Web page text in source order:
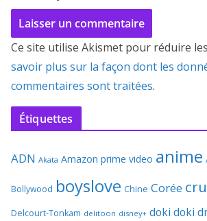
Ce site utilise Akismet pour réduire
savoir plus sur la façon dont les
commentaires sont traitées.
Étiquettes
ADN Akata Amazon prime video anime
Bollywood boyslove Chine Corée
Delcourt-Tonkam delitoon disney+ doki doki